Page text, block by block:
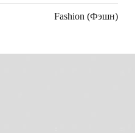
Fashion (Фэшн)